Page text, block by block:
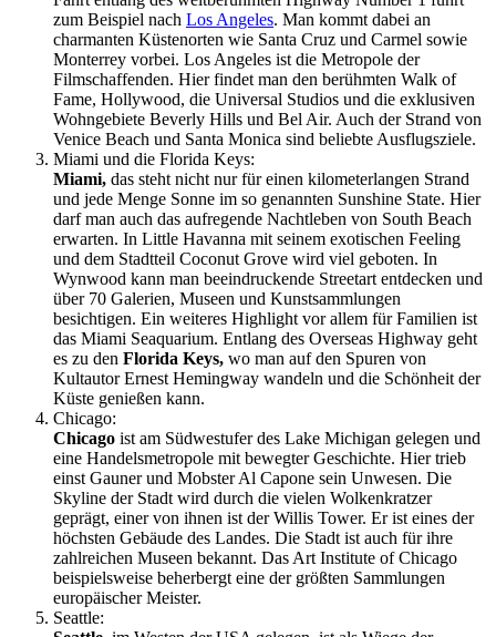
zum Beispiel nach Los Angeles. Man kommt dabei an
charmanten Küstenorten wie Santa Cruz und Carmel sowie
Monterrey vorbei. Los Angeles ist die Metropole der
Filmschaffenden. Hier findet man den berühmten Walk of
Fame, Hollywood, die Universal Studios und die exklusiven
Wohngebiete Beverly Hills und Bel Air. Auch der Strand von
Venice Beach und Santa Monica sind beliebte Ausflugsziele.
Miami und die Florida Keys:
Miami, das steht nicht nur für einen kilometerlangen Strand
und jede Menge Sonne im so genannten Sunshine State. Hier
darf man auch das aufregende Nachtleben von South Beach
erwarten. In Little Havanna mit seinem exotischen Feeling
und dem Stadtteil Coconut Grove wird viel geboten. In
Wynwood kann man beeindruckende Streetart entdecken und
über 70 Galerien, Museen und Kunstsammlungen
besichtigen. Ein weiteres Highlight vor allem für Familien ist
das Miami Seaquarium. Entlang des Overseas Highway geht
es zu den Florida Keys, wo man auf den Spuren von
Kultautor Ernest Hemingway wandeln und die Schönheit der
Küste genießen kann.
Chicago:
Chicago ist am Südwestufer des Lake Michigan gelegen und
eine Handelsmetropole mit bewegter Geschichte. Hier trieb
einst Gauner und Mobster Al Capone sein Unwesen. Die
Skyline der Stadt wird durch die vielen Wolkenkratzer
geprägt, einer von ihnen ist der Willis Tower. Er ist eines der
höchsten Gebäude des Landes. Die Stadt ist auch für ihre
zahlreichen Museen bekannt. Das Art Institute of Chicago
beispielsweise beherbergt eine der größten Sammlungen
europäischer Meister.
Seattle: